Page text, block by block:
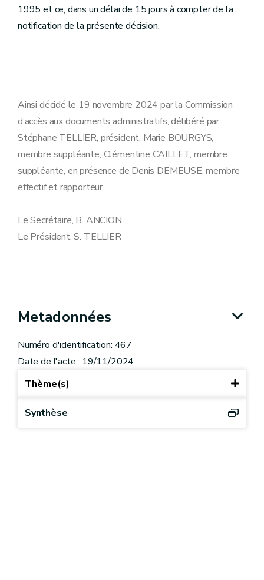
1995 et ce, dans un délai de 15 jours à compter de la
notification de la présente décision.
Ainsi décidé le 19 novembre 2024 par la Commission
d’accès aux documents administratifs, délibéré par
Stéphane TELLIER, président, Marie BOURGYS,
membre suppléante, Clémentine CAILLET, membre
suppléante, en présence de Denis DEMEUSE, membre
effectif et rapporteur.
Le Secrétaire, B. ANCION
Le Président, S. TELLIER
Metadonnées
Numéro d'identification: 467
Date de l'acte : 19/11/2024
Thème(s)
Synthèse